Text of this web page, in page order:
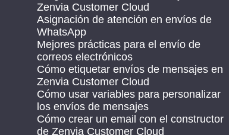
Zenvia Customer Cloud
Asignación de atención en envíos de
WhatsApp
Mejores prácticas para el envío de
correos electrónicos
Cómo etiquetar envíos de mensajes en
Zenvia Customer Cloud
Cómo usar variables para personalizar
los envíos de mensajes
Cómo crear un email con el constructor
de Zenvia Customer Cloud